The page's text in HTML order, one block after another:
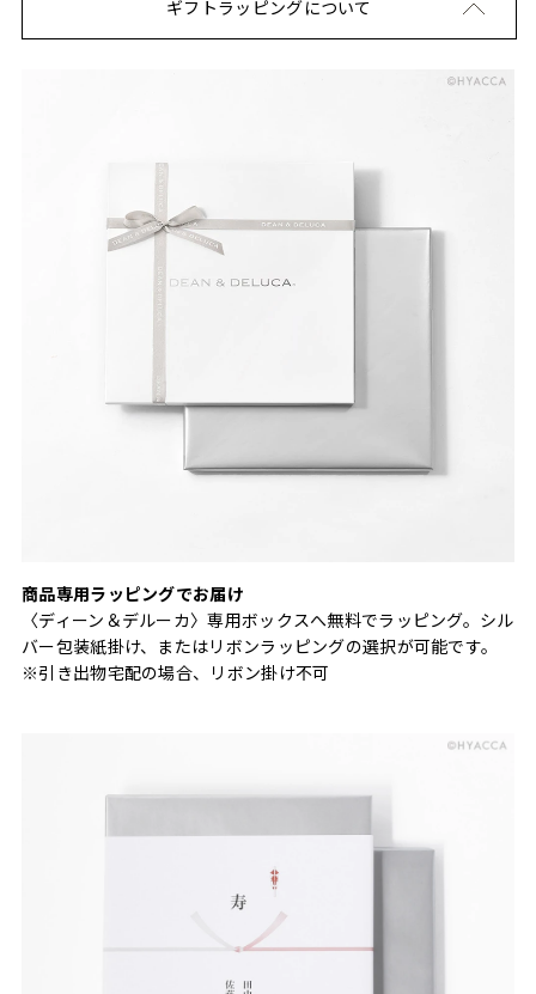
ギフトラッピングについて
商品専用ラッピングでお届け
〈ディーン＆デルーカ〉専用ボックスへ無料でラッピング。シル
バー包装紙掛け、またはリボンラッピングの選択が可能です。
※引き出物宅配の場合、リボン掛け不可